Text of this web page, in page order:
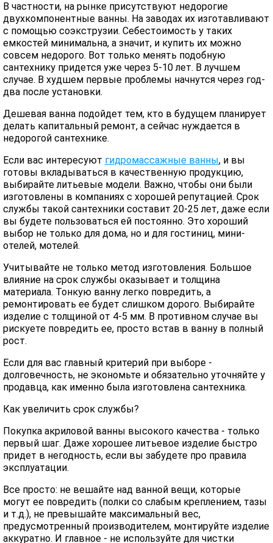
В частности, на рынке присутствуют недорогие
двухкомпонентные ванны. На заводах их изготавливают
с помощью соэкструзии. Себестоимость у таких
емкостей минимальна, а значит, и купить их можно
совсем недорого. Вот только менять подобную
сантехнику придется уже через 5-10 лет. В лучшем
случае. В худшем первые проблемы начнутся через год-
два после установки.
Дешевая ванна подойдет тем, кто в будущем планирует
делать капитальный ремонт, а сейчас нуждается в
недорогой сантехнике.
Если вас интересуют гидромассажные ванны, и вы
готовы вкладываться в качественную продукцию,
выбирайте литьевые модели. Важно, чтобы они были
изготовлены в компаниях с хорошей репутацией. Срок
службы такой сантехники составит 20-25 лет, даже если
вы будете пользоваться ей постоянно. Это хороший
выбор не только для дома, но и для гостиниц, мини-
отелей, мотелей.
Учитывайте не только метод изготовления. Большое
влияние на срок службы оказывает и толщина
материала. Тонкую ванну легко повредить, а
ремонтировать ее будет слишком дорого. Выбирайте
изделие с толщиной от 4-5 мм. В противном случае вы
рискуете повредить ее, просто встав в ванну в полный
рост.
Если для вас главный критерий при выборе -
долговечность, не экономьте и обязательно уточняйте у
продавца, как именно была изготовлена сантехника.
Как увеличить срок службы?
Покупка акриловой ванны высокого качества - только
первый шаг. Даже хорошее литьевое изделие быстро
придет в негодность, если вы забудете про правила
эксплуатации.
Все просто: не вешайте над ванной вещи, которые
могут ее повредить (полки со слабым креплением, тазы
и т.д.), не превышайте максимальный вес,
предусмотренный производителем, монтируйте изделие
аккуратно. И главное - не используйте для чистки